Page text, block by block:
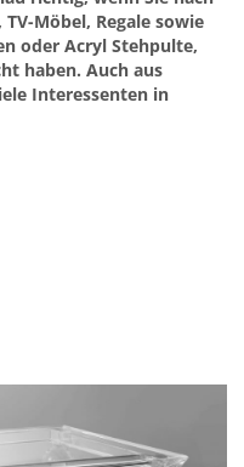
Möbel, Regale sowie
oder Acryl Stehpulte,
haben. Auch aus
Interessenten in